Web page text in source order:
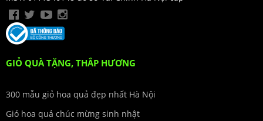
GIỎ QUÀ TẶNG, THẮP HƯƠNG
300 mẫu giỏ hoa quả đẹp nhất Hà Nội
Giỏ hoa quả chúc mừng sinh nhật